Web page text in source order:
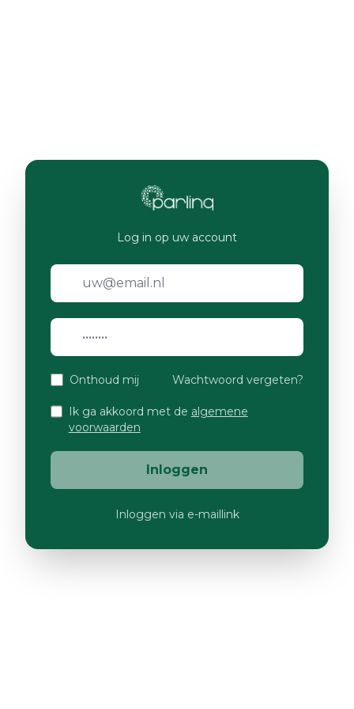
Log in op uw account
Onthoud mij Wachtwoord vergeten?
Ik ga akkoord met de algemene
voorwaarden
Inloggen
Inloggen via e-maillink